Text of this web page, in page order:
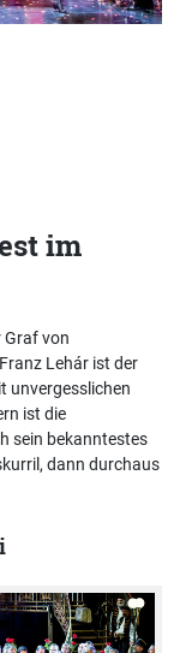
im
Graf von
Lehár ist der
unvergesslichen
ist die
sein bekanntestes
dann durchaus